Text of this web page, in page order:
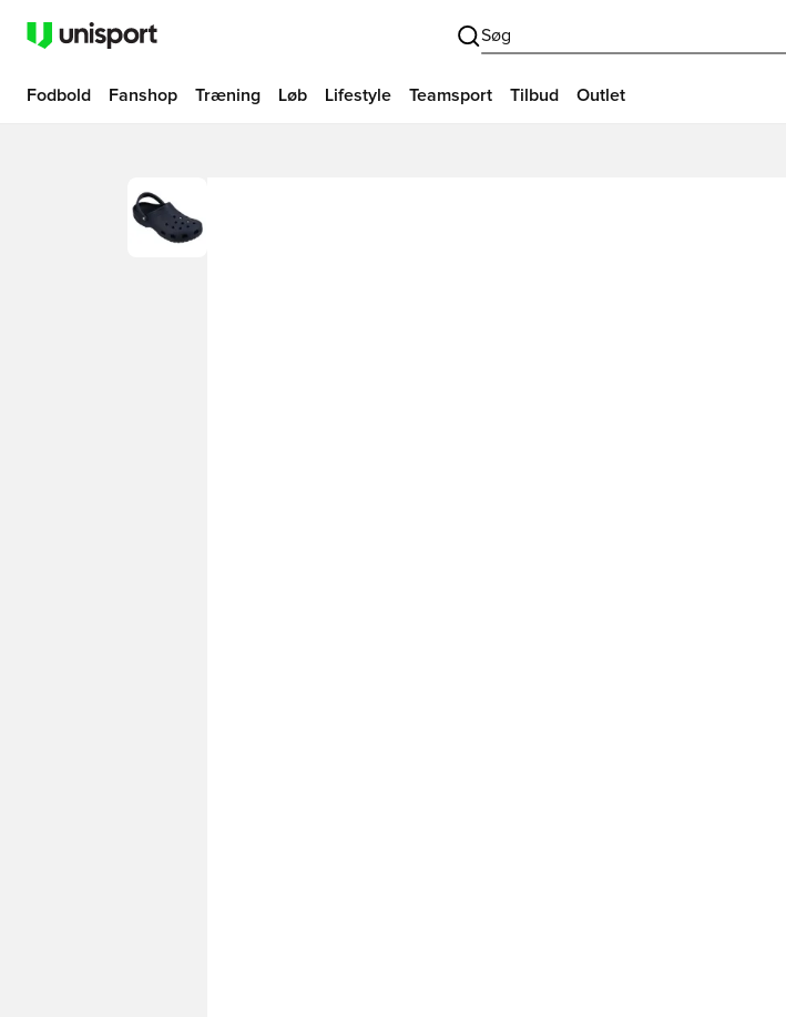
Søg
Fodbold Fanshop Træning Løb Lifestyle Teamsport Tilbud Outlet